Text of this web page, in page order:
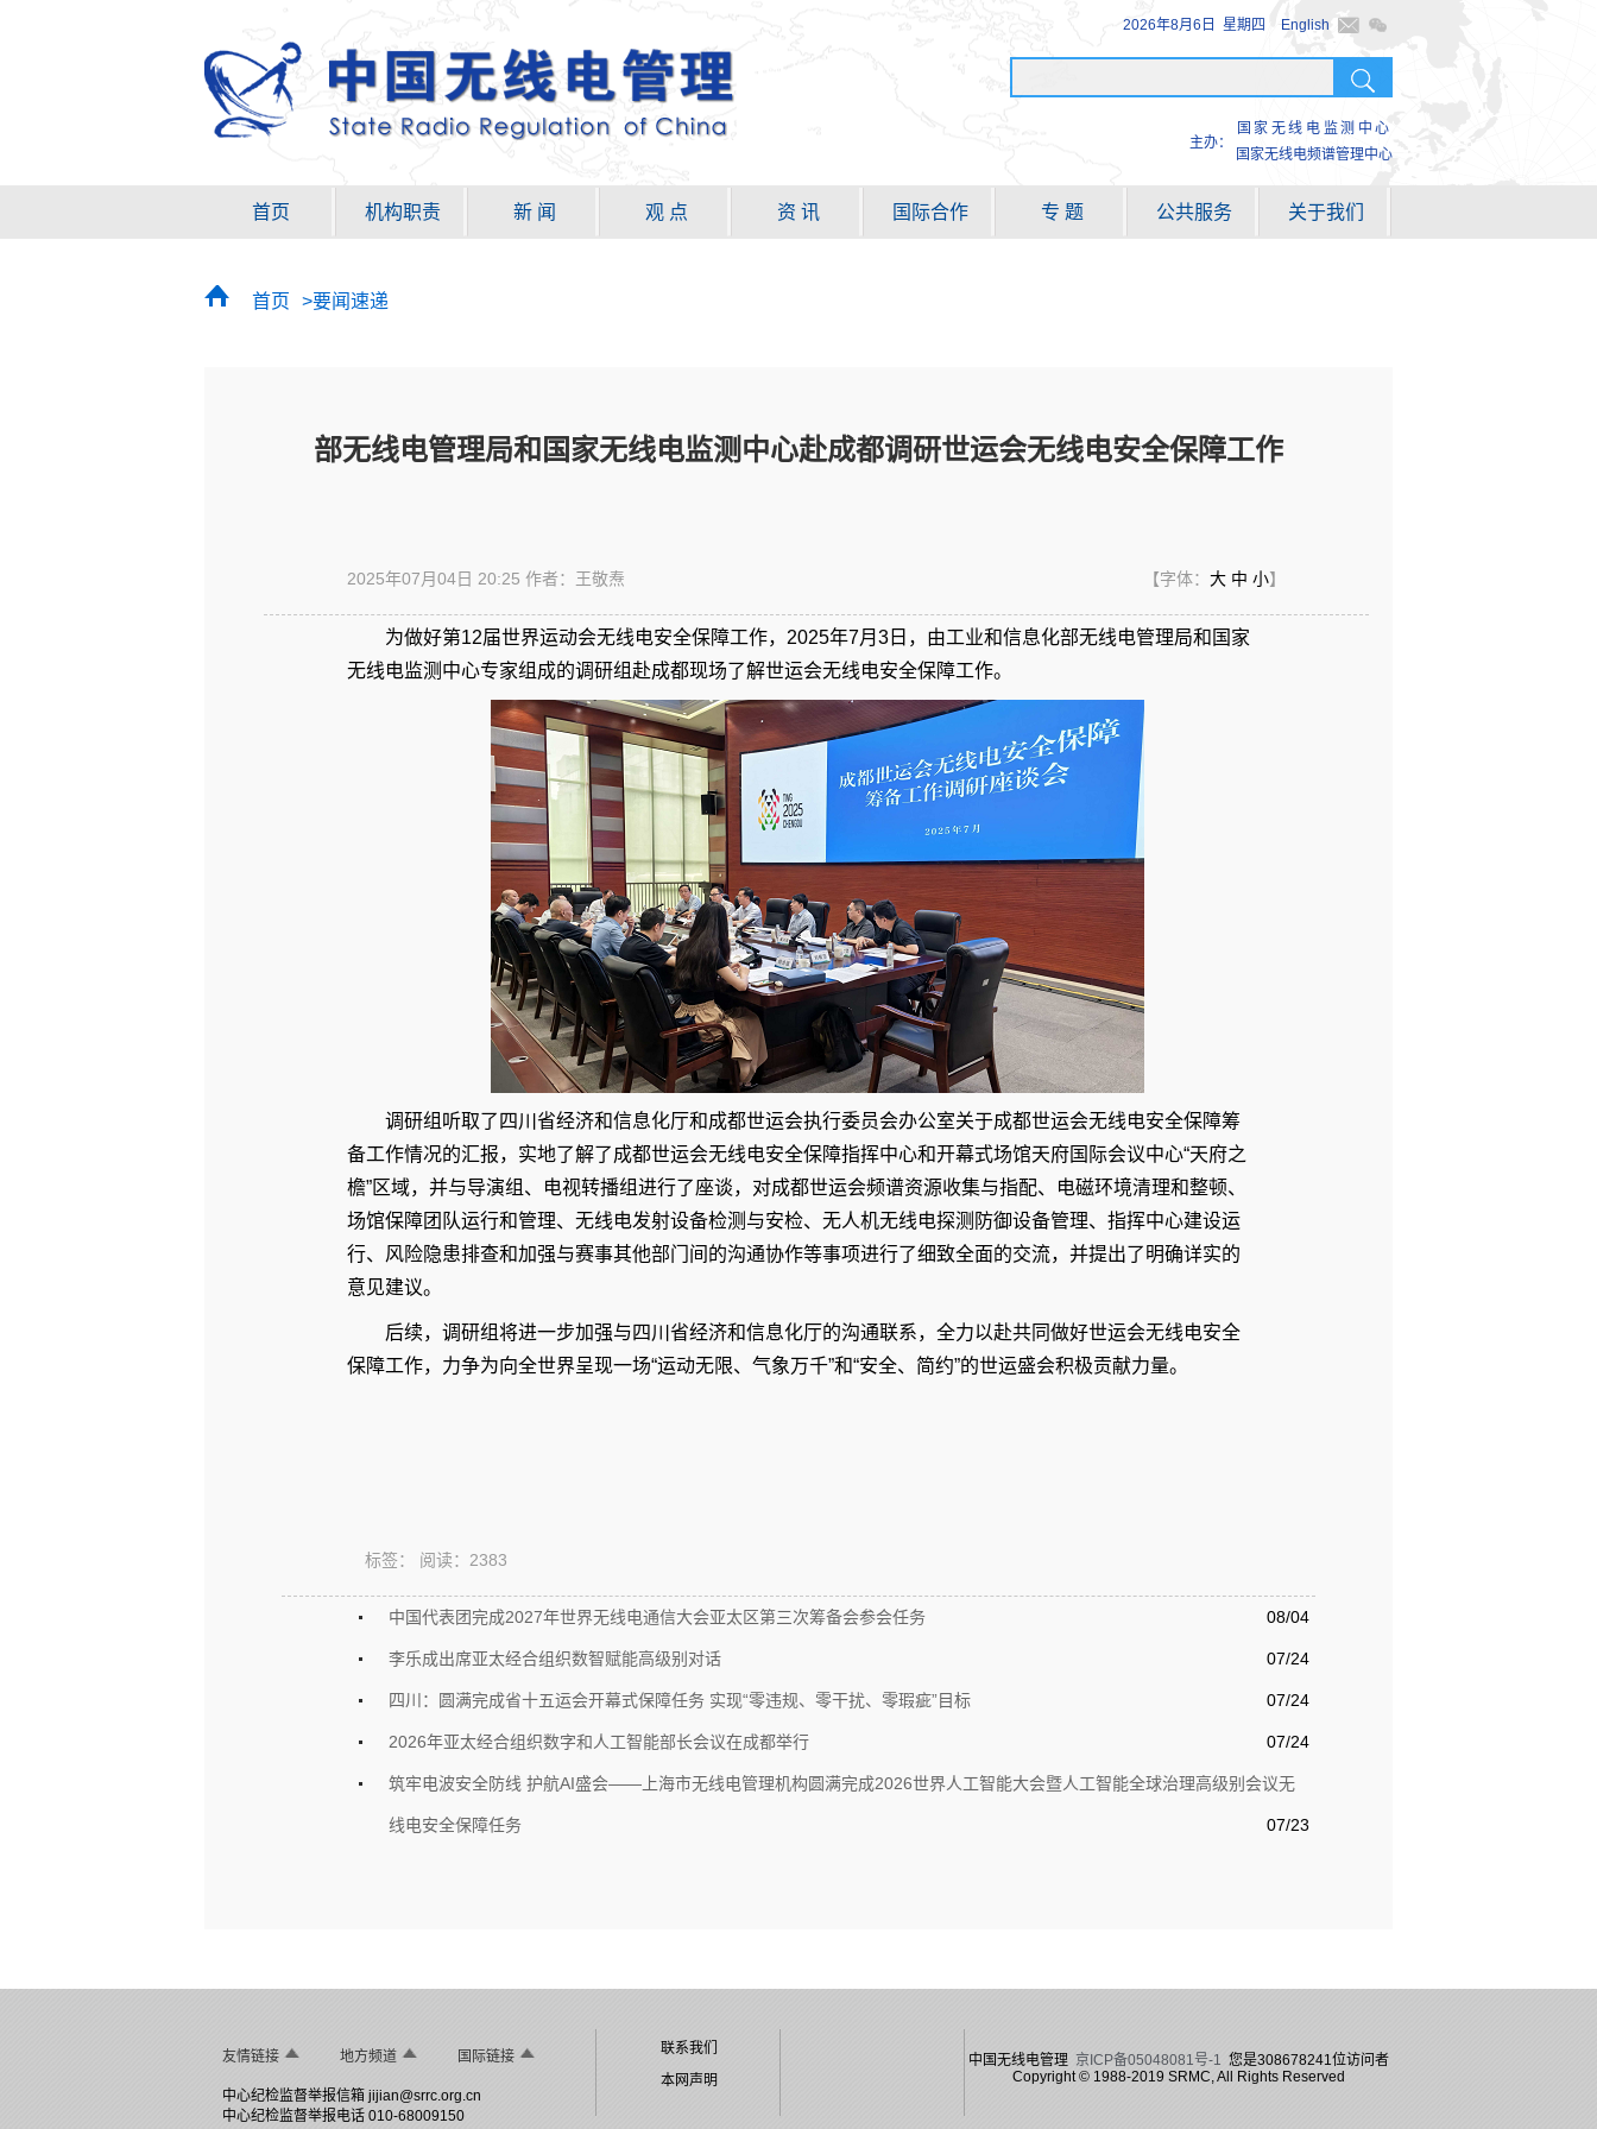
2026年8月6日 星期四 English
主办：
国家无线电监测中心
国家无线电频谱管理中心
首页 机构职责 新 闻 观 点 资 讯 国际合作 专 题 公共服务 关于我们
首页 >要闻速递
部无线电管理局和国家无线电监测中心赴成都调研世运会无线电安全保障工作
【字体： 大 中 小】
2025年07月04日 20:25 作者：王敬焘
为做好第12届世界运动会无线电安全保障工作，2025年7月3日，由工业和信息化部无线电管理局和国家
无线电监测中心专家组成的调研组赴成都现场了解世运会无线电安全保障工作。
调研组听取了四川省经济和信息化厅和成都世运会执行委员会办公室关于成都世运会无线电安全保障筹
备工作情况的汇报，实地了解了成都世运会无线电安全保障指挥中心和开幕式场馆天府国际会议中心“天府之
檐”区域，并与导演组、电视转播组进行了座谈，对成都世运会频谱资源收集与指配、电磁环境清理和整顿、
场馆保障团队运行和管理、无线电发射设备检测与安检、无人机无线电探测防御设备管理、指挥中心建设运
行、风险隐患排查和加强与赛事其他部门间的沟通协作等事项进行了细致全面的交流，并提出了明确详实的
意见建议。
后续，调研组将进一步加强与四川省经济和信息化厅的沟通联系，全力以赴共同做好世运会无线电安全
保障工作，力争为向全世界呈现一场“运动无限、气象万千”和“安全、简约”的世运盛会积极贡献力量。
标签： 阅读： 2383
中国代表团完成2027年世界无线电通信大会亚太区第三次筹备会参会任务 08/04
李乐成出席亚太经合组织数智赋能高级别对话 07/24
四川：圆满完成省十五运会开幕式保障任务 实现“零违规、零干扰、零瑕疵”目标 07/24
2026年亚太经合组织数字和人工智能部长会议在成都举行 07/24
筑牢电波安全防线 护航AI盛会——上海市无线电管理机构圆满完成2026世界人工智能大会暨人工智能全球治理高级别会议无
线电安全保障任务 07/23
友情链接 地方频道 国际链接
中心纪检监督举报信箱 jijian@srrc.org.cn
中心纪检监督举报电话 010-68009150
联系我们
本网声明
中国无线电管理 京ICP备05048081号-1 您是308678241位访问者
Copyright © 1988-2019 SRMC, All Rights Reserved